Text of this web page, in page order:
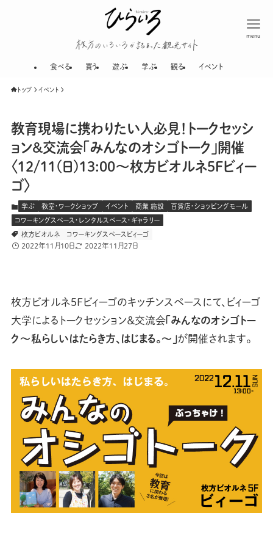
menu
食べる 買う 遊ぶ 学ぶ 観る イベント
トップ イベント
教育現場に携わりたい人必見！トークセッシ
ョン&交流会「みんなのオシゴトーク」開催
〈12/11(日)13:00〜枚方ビオルネ5Fビィー
ゴ〉
学ぶ 教室・ワークショップ イベント 商業 施設 百貨店・ショッピングモール
コワーキングスペース・レンタルスペース・ギャラリー
枚方ビオルネ コワーキングスペースビィーゴ
2022年11月10日 2022年11月27日
枚方ビオルネ5Fビィーゴのキッチンスペースにて、ビィーゴ
大学によるトークセッション＆交流会「みんなのオシゴトー
ク〜私らしいはたらき方、はじまる。〜」が開催されます。